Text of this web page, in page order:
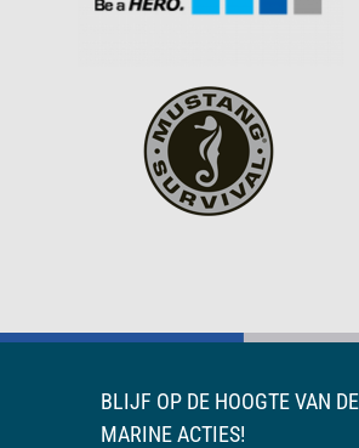
BLIJF OP DE HOOGTE VAN DE
MARINE ACTIES!